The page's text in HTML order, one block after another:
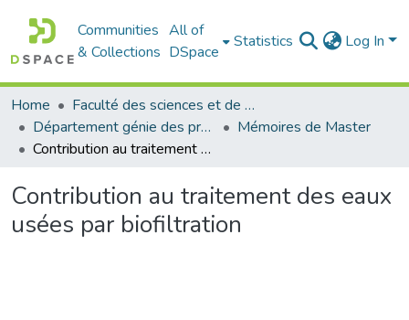
Communities
& Collections
All of
DSpace
Statistics Log In
Home
Faculté des sciences et de la technologie
Département génie des procédés
Mémoires de Master
Contribution au traitement des eaux usées par biofiltration
Contribution au traitement des eaux
usées par biofiltration